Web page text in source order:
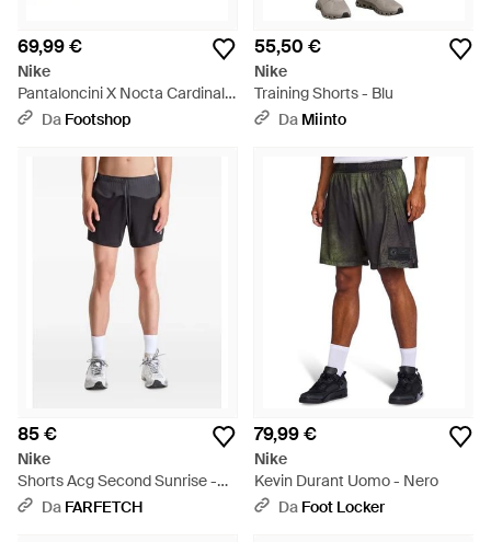
69,99 €
Nike
Pantaloncini X Nocta Cardinal
Fleece Shorts Work/ Polar - Blu
Da Footshop
55,50 €
Nike
Training Shorts - Blu
Da Miinto
85 €
Nike
Shorts Acg Second Sunrise -
Blu Da FARFETCH
79,99 €
Nike
Kevin Durant Uomo - Nero
Da Foot Locker